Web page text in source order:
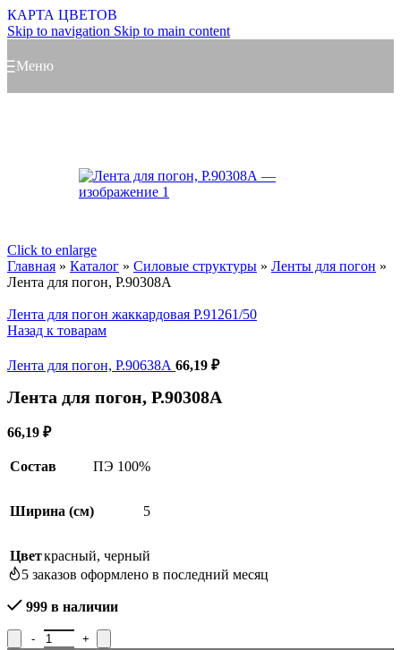
КАРТА ЦВЕТОВ
Skip to navigation Skip to main content
Меню
Click to enlarge
Главная » Каталог » Силовые структуры » Ленты для погон »
Лента для погон, Р.90308А
Лента для погон жаккардовая Р.91261/50
Назад к товарам
Лента для погон, Р.90638А 66,19 ₽
Лента для погон, Р.90308А
66,19 ₽
Состав ПЭ 100%
Ширина (см) 5
Цветкрасный, черный
5 заказов оформлено в последний месяц
999 в наличии
Количество товара Лента для погон, Р.90308А